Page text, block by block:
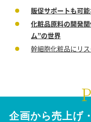
販促サポートも可
化粧品原料の開発
ム”の世界
幹細胞化粧品にリ
企画から売上げ